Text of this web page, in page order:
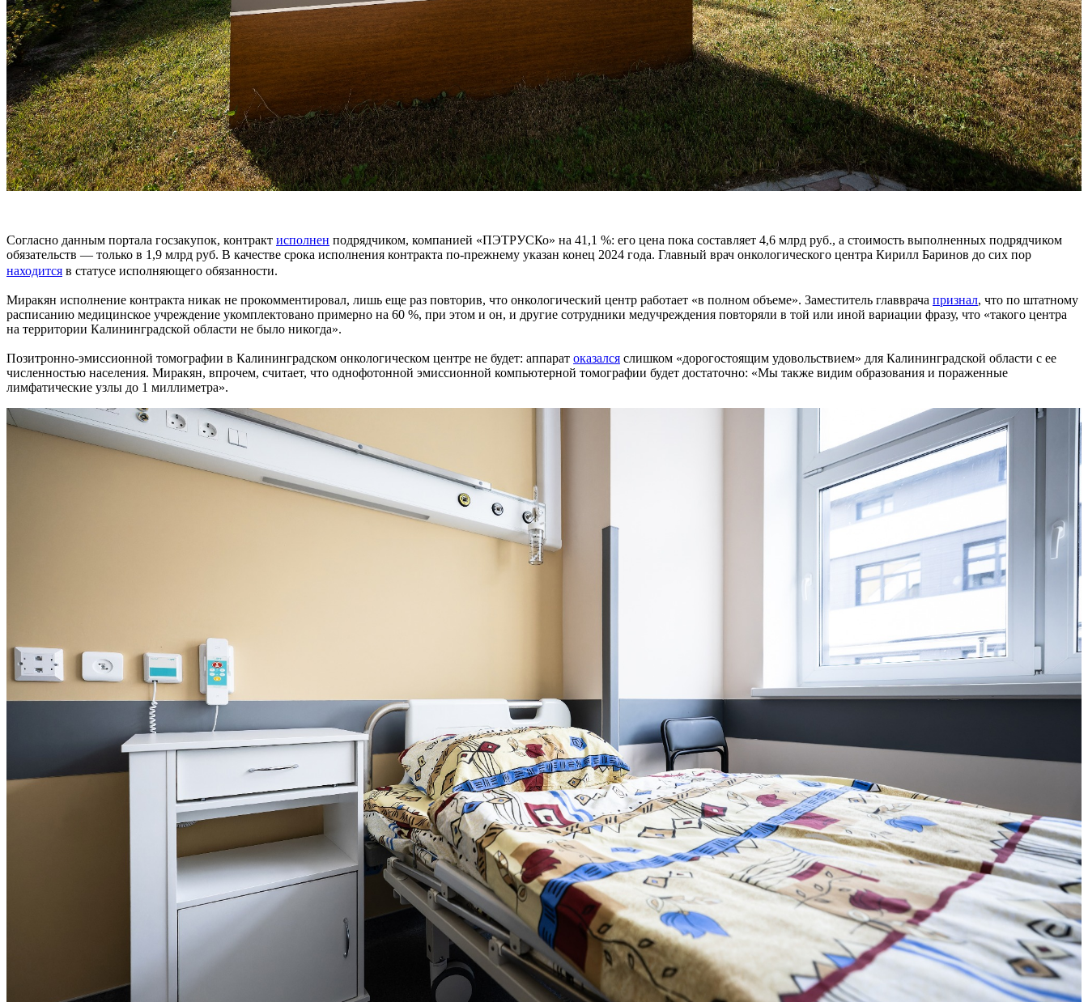
Согласно данным портала госзакупок, контракт исполнен подрядчиком, компанией «ПЭТРУСКо» на 41,1 %: его цена пока составляет 4,6 млрд руб., а стоимость выполненных подрядчиком
обязательств — только в 1,9 млрд руб. В качестве срока исполнения контракта по-прежнему указан конец 2024 года. Главный врач онкологического центра Кирилл Баринов до сих пор
находится в статусе исполняющего обязанности.
Миракян исполнение контракта никак не прокомментировал, лишь еще раз повторив, что онкологический центр работает «в полном объеме». Заместитель главврача признал, что по штатному
расписанию медицинское учреждение укомплектовано примерно на 60 %, при этом и он, и другие сотрудники медучреждения повторяли в той или иной вариации фразу, что «такого центра
на территории Калининградской области не было никогда».
Позитронно-эмиссионной томографии в Калининградском онкологическом центре не будет: аппарат оказался слишком «дорогостоящим удовольствием» для Калининградской области с ее
численностью населения. Миракян, впрочем, считает, что однофотонной эмиссионной компьютерной томографии будет достаточно: «Мы также видим образования и пораженные
лимфатические узлы до 1 миллиметра».